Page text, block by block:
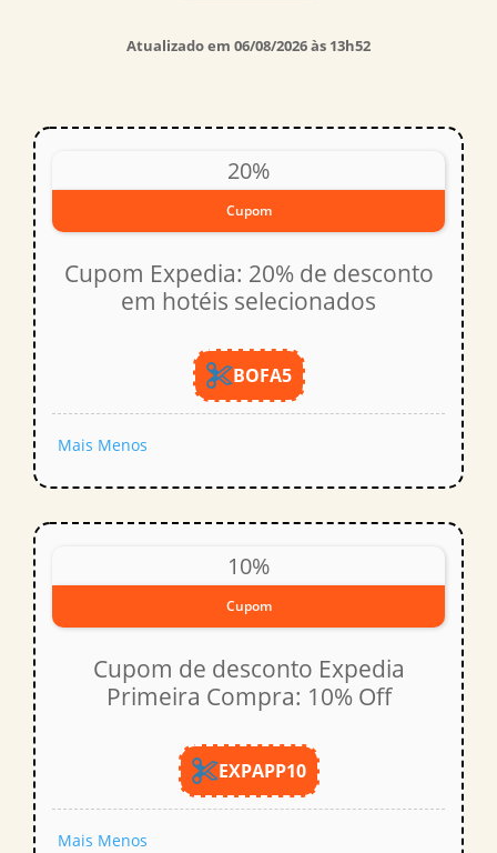
Atualizado em 06/08/2026 às 13h52
20%
Cupom
Cupom Expedia: 20% de desconto
em hotéis selecionados
BOFA5
Mais Menos
10%
Cupom
Cupom de desconto Expedia
Primeira Compra: 10% Off
EXPAPP10
Mais Menos